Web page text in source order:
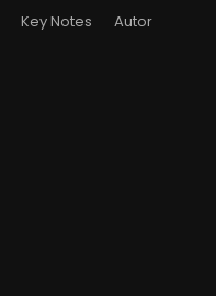
Key Notes Autor